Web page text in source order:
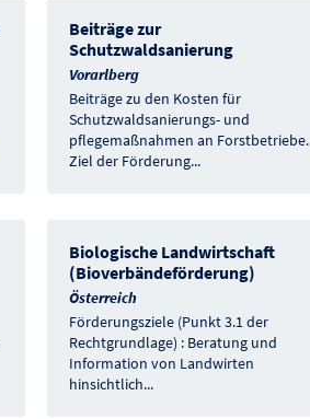
Beiträge zur
Schutzwaldsanierung
Vorarlberg
Beiträge zu den Kosten für
Schutzwaldsanierungs- und
pflegemaßnahmen an Forstbetriebe.
Ziel der Förderung...
Biologische Landwirtschaft
(Bioverbändeförderung)
Österreich
Förderungsziele (Punkt 3.1 der
Rechtgrundlage) : Beratung und
Information von Landwirten
hinsichtlich...